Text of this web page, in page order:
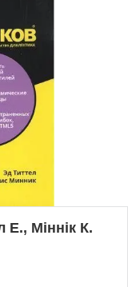
Е., Міннік К.